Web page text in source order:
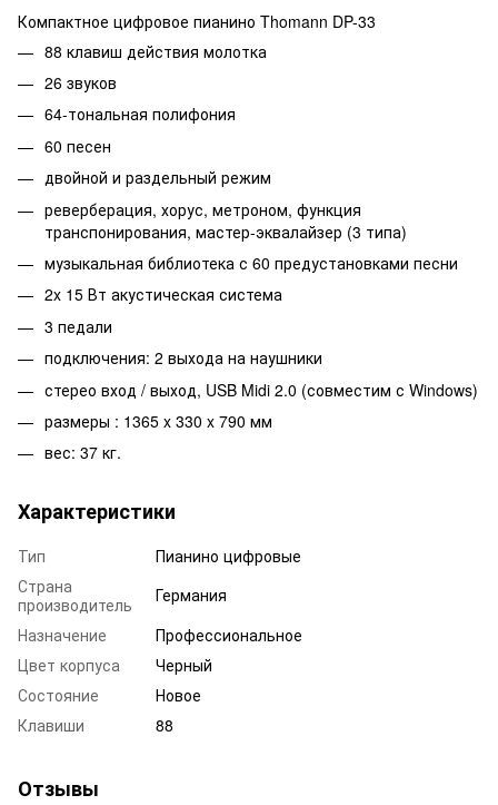
Компактное цифровое пианино Thomann DP-33
88 клавиш действия молотка
26 звуков
64-тональная полифония
60 песен
двойной и раздельный режим
реверберация, хорус, метроном, функция
транспонирования, мастер-эквалайзер (3 типа)
музыкальная библиотека с 60 предустановками песни
2x 15 Вт акустическая система
3 педали
подключения: 2 выхода на наушники
стерео вход / выход, USB Midi 2.0 (совместим с Windows)
размеры : 1365 x 330 x 790 мм
вес: 37 кг.
Характеристики
Тип
Пианино цифровые
Страна
производитель
Германия
Назначение
Профессиональное
Цвет корпуса
Черный
Состояние
Новое
Клавиши
88
Отзывы